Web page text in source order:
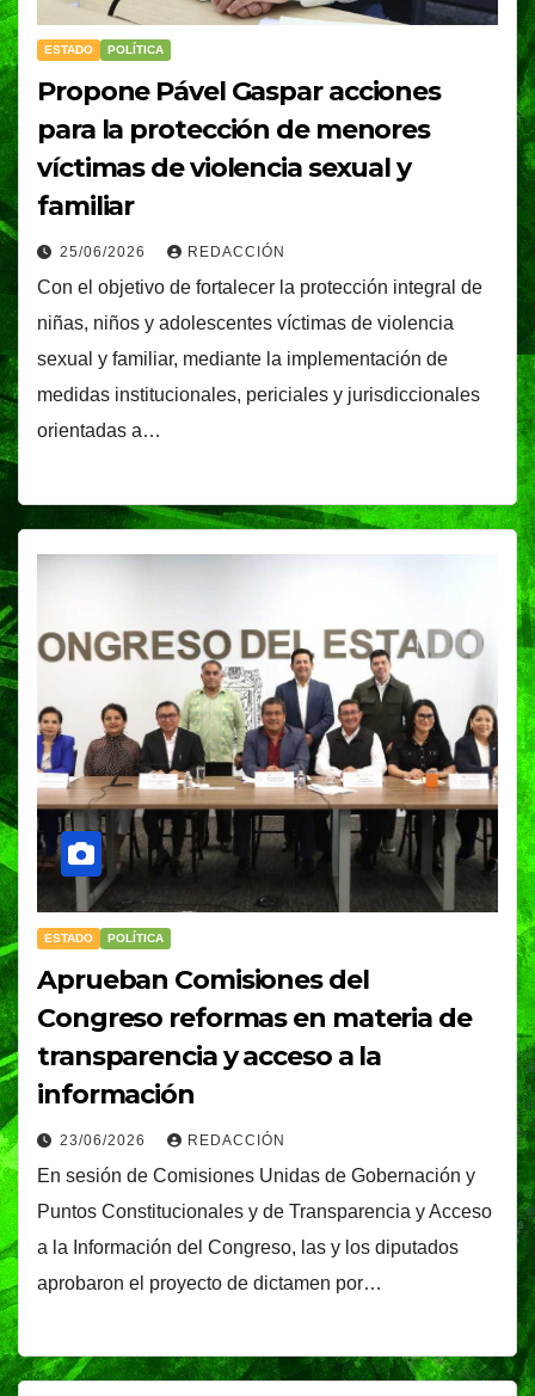
ESTADO POLÍTICA
Propone Pável Gaspar acciones
para la protección de menores
víctimas de violencia sexual y
familiar
25/06/2026 REDACCIÓN
Con el objetivo de fortalecer la protección integral de
niñas, niños y adolescentes víctimas de violencia
sexual y familiar, mediante la implementación de
medidas institucionales, periciales y jurisdiccionales
orientadas a…
ESTADO POLÍTICA
Aprueban Comisiones del
Congreso reformas en materia de
transparencia y acceso a la
información
23/06/2026 REDACCIÓN
En sesión de Comisiones Unidas de Gobernación y
Puntos Constitucionales y de Transparencia y Acceso
a la Información del Congreso, las y los diputados
aprobaron el proyecto de dictamen por…